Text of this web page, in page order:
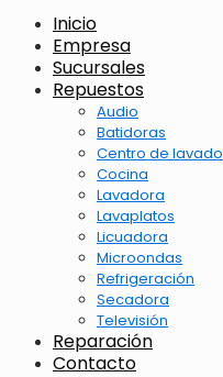
Inicio
Empresa
Sucursales
Repuestos
Audio
Batidoras
Centro de lavado
Cocina
Lavadora
Lavaplatos
Licuadora
Microondas
Refrigeración
Secadora
Televisión
Reparación
Contacto